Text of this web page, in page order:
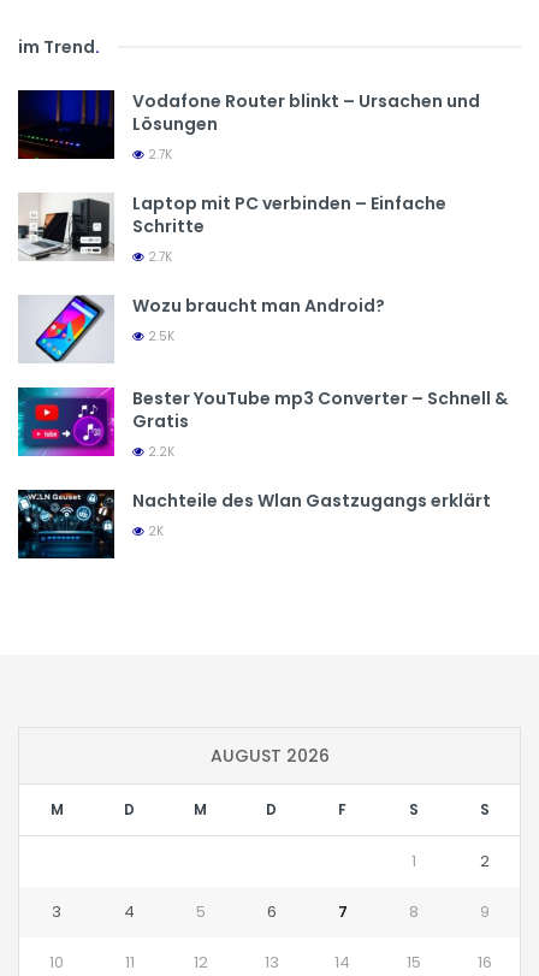
im Trend.
Vodafone Router blinkt – Ursachen und
Lösungen
2.7K
Laptop mit PC verbinden – Einfache
Schritte
2.7K
Wozu braucht man Android?
2.5K
Bester YouTube mp3 Converter – Schnell &
Gratis
2.2K
Nachteile des Wlan Gastzugangs erklärt
2K
AUGUST 2026
M D M D F S S
1 2
3 4 5 6 7 8 9
10 11 12 13 14 15 16